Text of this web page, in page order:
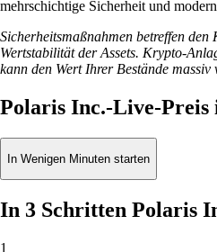
mehrschichtige Sicherheit und
Sicherheitsmaßnahmen betreffen
Wertstabilität der Assets. Krypto-
kann den Wert Ihrer Bestände massiv
Polaris Inc.-Live-Preis
In Wenigen Minuten starten
In 3 Schritten Polaris
1